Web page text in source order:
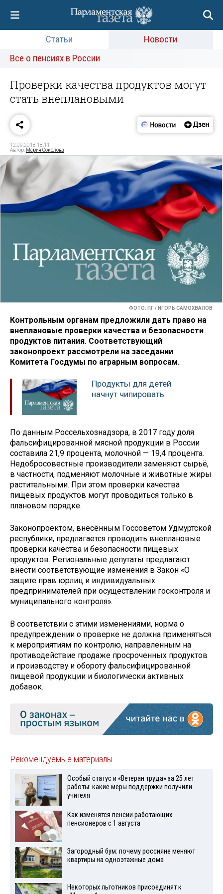
Статьи
Новости
Все о пенсиях в России
Проверки качества продуктов могут
стать внеплановыми
12.09.2018 18:11
Автор: Мария Соколова
ФОТО: ПГ / ИГОРЬ САМОХВАЛОВ
Контрольным органам предложили дать право на
внеплановые проверки качества и безопасности
продуктов питания. Соответствующий
законопроект рассмотрели на заседании
Комитета Госдумы по аграрным вопросам.
Продукты для детей
начнут чипировать
По данным Россельхознадзора, в 2017 году доля
фальсифицированной мясной продукции в России
составила 21,9 процента, молочной — 19,4 процента.
Недобросовестные производители заменяют сырьё,
в частности, подменяют молочные и животные жиры
растительными. При этом проверки качества
пищевых продуктов могут проводиться только в
плановом порядке.
Законопроектом, внесённым Госсоветом Удмуртской
республики, предлагается проводить внеплановые
проверки качества и безопасности пищевых
продуктов. Региональные депутаты предлагают
внести соответствующие изменения в Закон «О
защите прав юрлиц и индивидуальных
предпринимателей при осуществлении госконтроля и
муниципального контроля».
В соответствии с этими изменениями, норма о
предупреждении о проверке не должна применяться
к мероприятиям по контролю, направленным на
противодействие продаже просроченных продуктов
и производству и обороту фальсифицированной
пищевой продукции и биологически активных
добавок.
Рекомендуемые материалы
Особый статус и «Ветеран труда» за 25 лет
работы: какие меры поддержки получили
учителя
Как изменятся пенсии работающих
пенсионеров с 1 августа
Загородный бум: почему россияне меняют
квартиры на одноэтажные дома
Некоторых льготников присоединят к